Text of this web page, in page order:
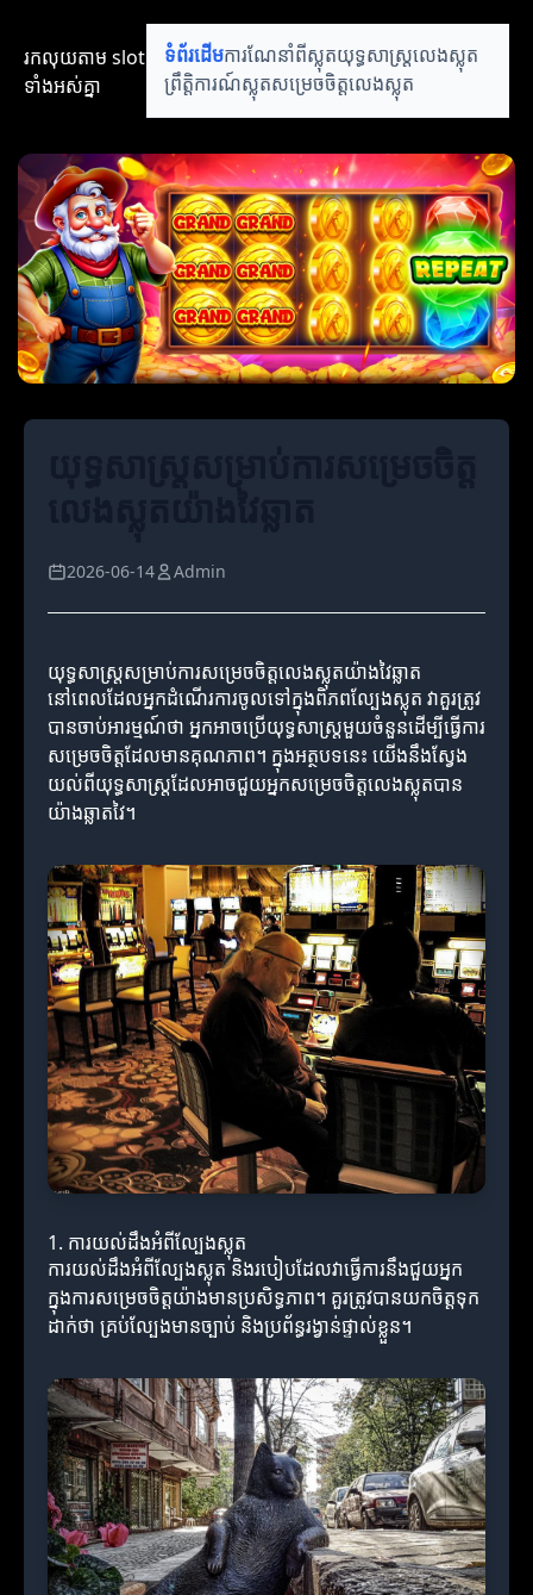
រកលុយតាម​ slot​​
ទាំងអស់គ្នា
ទំព័រដើមការណែនាំពីស្លុតយុទ្ធសាស្ត្រលេងស្លុត
ព្រឹត្តិការណ៍ស្លុតសម្រេចចិត្តលេងស្លុត
2026-06-14 Admin
យុទ្ធសាស្ត្រសម្រាប់ការសម្រេចចិត្តលេងស្លុតយ៉ាងវៃឆ្លាត
នៅពេលដែលអ្នកដំណើរការចូលទៅក្នុងពិភពល្បែងស្លុត វាគួរត្រូវ
បានចាប់អារម្មណ៍ថា អ្នកអាចប្រើយុទ្ធសាស្ត្រមួយចំនួនដើម្បីធ្វើការ
សម្រេចចិត្តដែលមានគុណភាព។ ក្នុងអត្ថបទនេះ យើងនឹងស្វែង
យល់ពីយុទ្ធសាស្ត្រដែលអាចជួយអ្នកសម្រេចចិត្តលេងស្លុតបាន
យ៉ាងឆ្លាតវៃ។
1. ការយល់ដឹងអំពីល្បែងស្លុត
ការយល់ដឹងអំពីល្បែងស្លុត និងរបៀបដែលវាធ្វើការនឹងជួយអ្នក
ក្នុងការសម្រេចចិត្តយ៉ាងមានប្រសិទ្ធភាព។ គួរត្រូវបានយកចិត្តទុក
ដាក់ថា គ្រប់ល្បែងមានច្បាប់ និងប្រព័ន្ធរង្វាន់ផ្ទាល់ខ្លួន។